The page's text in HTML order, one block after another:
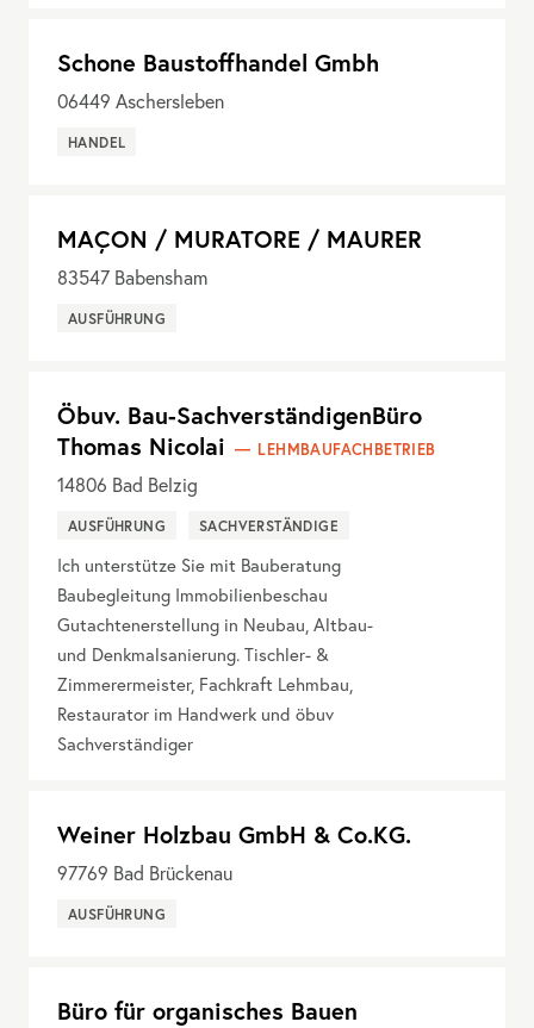
Schone Baustoffhandel Gmbh
06449 Aschersleben
HANDEL
MAÇON / MURATORE / MAURER
83547 Babensham
AUSFÜHRUNG
Öbuv. Bau-SachverständigenBüro
Thomas Nicolai
LEHMBAUFACHBETRIEB
14806 Bad Belzig
AUSFÜHRUNG SACHVERSTÄNDIGE
Ich unterstütze Sie mit Bauberatung
Baubegleitung Immobilienbeschau
Gutachtenerstellung in Neubau, Altbau-
und Denkmalsanierung. Tischler- &
Zimmerermeister, Fachkraft Lehmbau,
Restaurator im Handwerk und öbuv
Sachverständiger
Weiner Holzbau GmbH & Co.KG.
97769 Bad Brückenau
AUSFÜHRUNG
Büro für organisches Bauen